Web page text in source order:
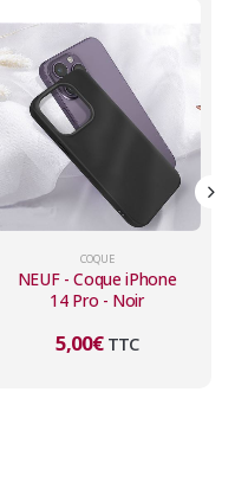
COQUE
NEUF - Coque iPhone
14 Pro - Noir
5,00€ TTC